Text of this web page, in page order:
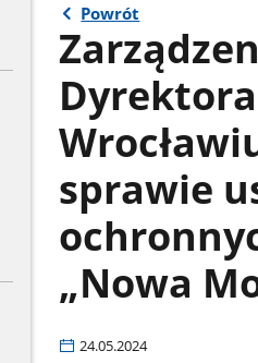
Powrót
sprawie
„Nowa
24.05.2024